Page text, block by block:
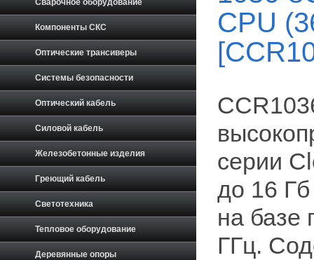
CPU
серии
до 16
на базе
ГГц.
Сварочное оборудование
Компоненты СКС
Оптические трансиверы
Системы безопасности
Оптический кабель
Силовой кабель
Железобетонные изделия
Греющий кабель
Светотехника
Тепловое оборудование
Деревянные опоры